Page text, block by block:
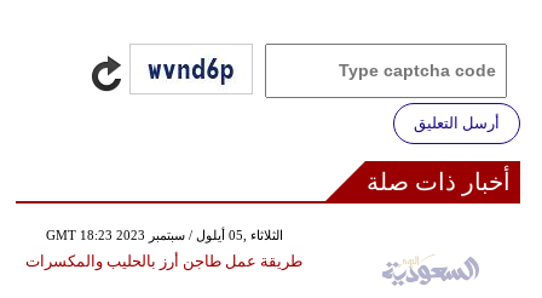
أرسل التعليق
أخبار ذات صلة
GMT 18:23 2023 الثلاثاء ,05 أيلول / سبتمبر
طريقة عمل طاجن أرز بالحليب والمكسرات